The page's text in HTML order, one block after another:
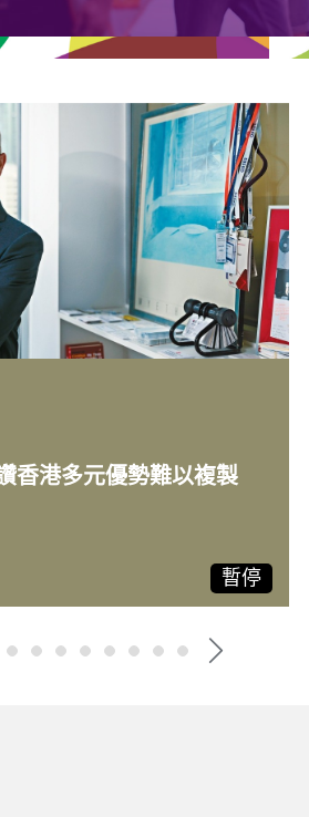
暫停
香港多元優勢難以複製